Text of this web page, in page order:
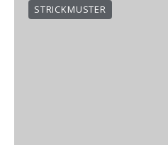
STRICKMUSTER